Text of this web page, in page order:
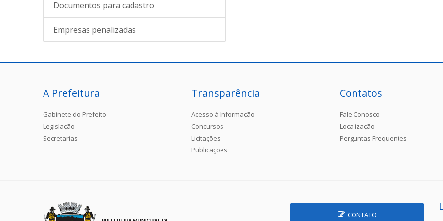
Documentos para cadastro
Empresas penalizadas
A Prefeitura
Gabinete do Prefeito
Legislação
Secretarias
Transparência
Acesso à Informação
Concursos
Licitações
Publicações
Contatos
Fale Conosco
Localização
Perguntas Frequentes
CONTATO